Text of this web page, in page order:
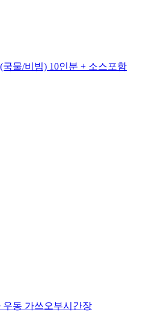
물/비빔) 10인분 + 소스포함
우동 가쓰오부시간장